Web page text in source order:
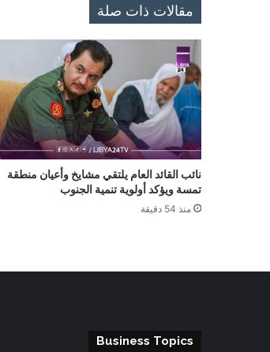
مقالات ذات صلة
نائب القائد العام يلتقي مشايخ وأعيان منطقة
تمسة ويؤكد أولوية تنمية الجنوب
منذ 54 دقيقة
Business Topics